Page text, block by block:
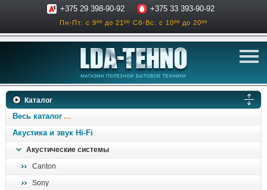
+375 29 398-90-92 +375 33 393-90-92
Пн-Пт: с 9ºº до 21ºº Сб-Вс: с 10ºº до 20ºº
телевизоры
ресиверы, усилители
Каталог
Весь каталог
Акустика и звук Hi-Fi
Акустические системы
Canton
Sony